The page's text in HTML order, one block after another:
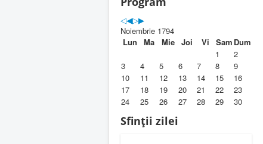
Noiembrie 1794
Lun
Ma Mie Joi Vi Sam Dum
1
2
3
4 5 6 7 8
9
10
11 12 13 14 15
16
17
18 19 20 21 22
23
24
25 26 27 28 29 30
Sfinții zilei